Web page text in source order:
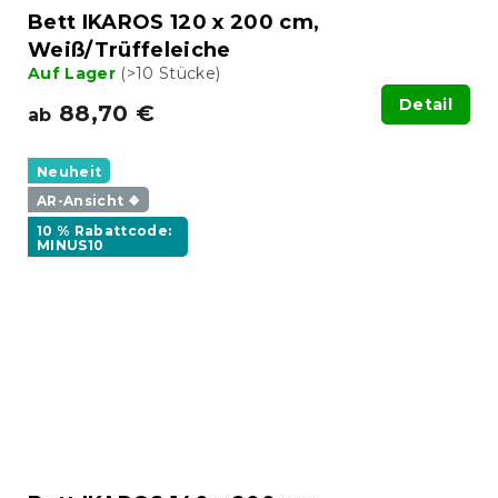
Bett IKAROS 120 x 200 cm,
Weiß/Trüffeleiche
Auf Lager (>10 Stücke)
ab 88,70 € Detail
Neuheit
AR-Ansicht ❖
10 % Rabattcode:
MINUS10